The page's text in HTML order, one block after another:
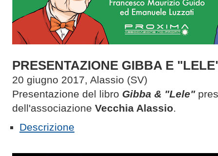
PRESENTAZIONE GIBBA E
20 giugno 2017, Alassio (SV)
Presentazione del libro Gibba & "Lele"
dell'associazione Vecchia Alassio.
Descrizione